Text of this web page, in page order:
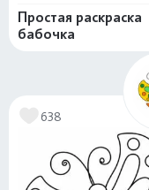
Простая раскраска
бабочка
638